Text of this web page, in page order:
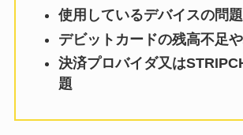
使用しているデバイスの問題
デビットカードの残高不足
決済プロバイダ又は
題